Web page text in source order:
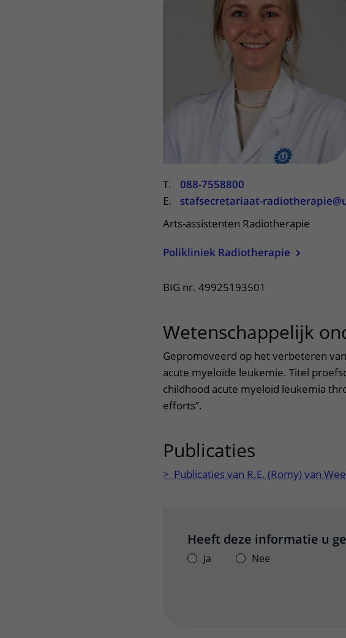
Wijzigen patiëntgegevens
T.
088-7558800
E.
stafsecretariaat-
Arts-assistenten Radiotherapie
Polikliniek Radiotherapie
BIG nr. 49925193501
Wetenschappelijk
Gepromoveerd op het verbeteren
acute myeloïde leukemie. Titel
childhood acute myeloid leukemia
efforts’’.
Publicaties
> Publicaties van R.E. (Romy) van
Heeft deze informatie u
Ja Nee